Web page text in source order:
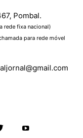
Pombal.
rede fixa nacional)
para rede móvel